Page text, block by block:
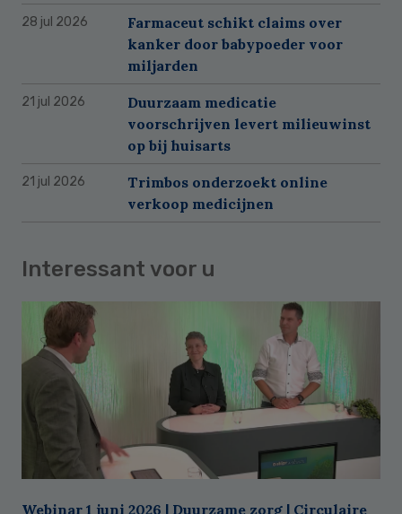
28 jul 2026
Farmaceut schikt claims over
kanker door babypoeder voor
miljarden
21 jul 2026
Duurzaam medicatie
voorschrijven levert milieuwinst
op bij huisarts
21 jul 2026
Trimbos onderzoekt online
verkoop medicijnen
Interessant voor u
Webinar 1 juni 2026 | Duurzame zorg | Circulaire